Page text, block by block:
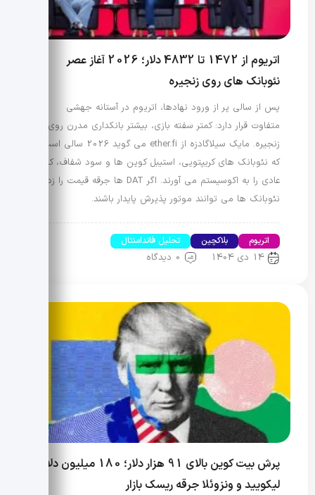
اتریوم از 1472 تا 4832 دلار؛ 2026 آغاز عصر
نئوبانک های روی زنجیره
پس از سالی پر از ورود نهادها، اتریوم در آستانه جهشی
متفاوت قرار دارد: کمتر سفته بازی، بیشتر بانکداری مدرن روی
زنجیره. مایک سیلاگادزه از ether.fi می گوید 2026 سالی است
که نئوبانک های کریپتویی، استیبل کوین ها و سود شفاف، کاربر
عادی را به اکوسیستم می آورند. اگر DAT ها جرقه قیمت را زدند،
نئوبانک ها می توانند موتور پذیرش پایدار باشند.
اتریوم بلاکچین تحلیل فاندامنتال
14 دی 1404 0 دیدگاه
پرش بیت کوین بالای 91 هزار دلار؛ 180 میلیون دلار
لیکویید و ونزوئلا جرقه ریسک بازار